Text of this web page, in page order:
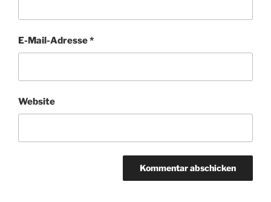
E-Mail-Adresse*
Website